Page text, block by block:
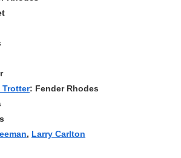
Trotter: Fender Rhodes
, Larry Carlton